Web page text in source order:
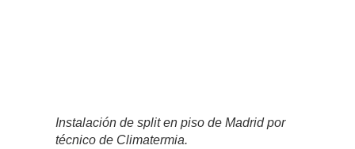
Instalación de split en piso de Madrid por
técnico de Climatermia.